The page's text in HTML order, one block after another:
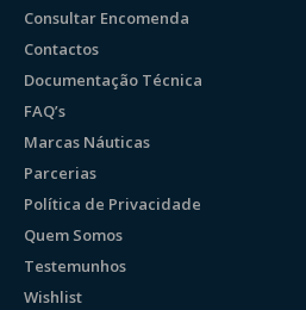
Consultar Encomenda
Contactos
Documentação Técnica
FAQ’s
Marcas Náuticas
Parcerias
Política de Privacidade
Quem Somos
Testemunhos
Wishlist